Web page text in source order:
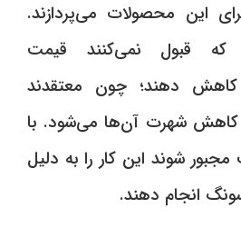
این محصولات می‌پردازند.
قبول نمی‌کنند قیمت
دهند؛ چون معتقدند
شهرت‌ آن‌ها می‌شود. با
شوند این کار را به دلیل
انجام دهند.